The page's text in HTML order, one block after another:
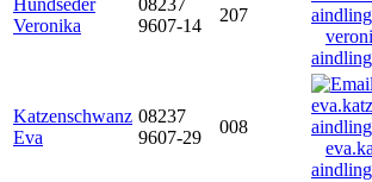
Hundseder
Veronika
08237
9607-14
207
Katzenschwanz
Eva
08237
9607-29
008